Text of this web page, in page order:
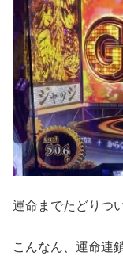
運命までたどりつ
こんなん、運命連